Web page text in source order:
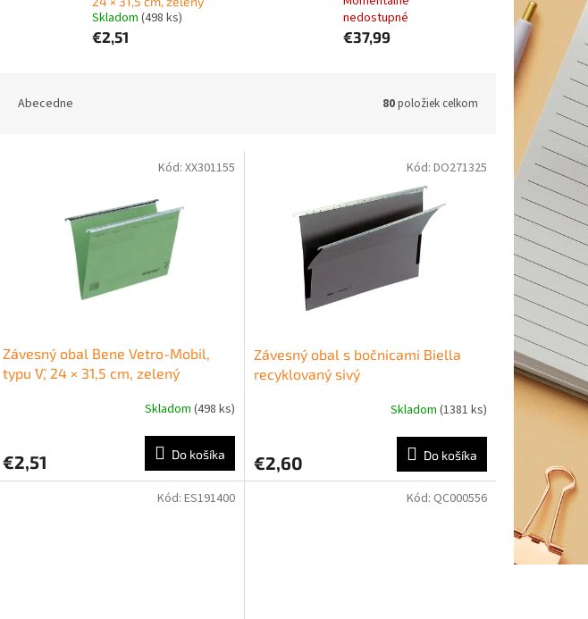
Skladom (498 ks)
€2,51
nedostupné
€37,99
Abecedne 80položiek celkom
Závesný obal Bene Vetro-Mobil,
typu `V`, 24 × 31,5 cm, zelený
Skladom (498 ks)
€2,51 Do košíka
Kód: XX301155
Závesný obal s bočnicami Biella
recyklovaný sivý
Skladom (1381 ks)
€2,60 Do košíka
Kód: DO271325
Kód: ES191400 Kód: QC000556